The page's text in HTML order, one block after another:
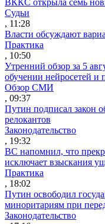
Судьи
, 11:28
Власти обсуждают
Практика
, 10:50
Утренний обзор за 5
обучении нейросетей
Обзор СМИ
, 09:37
Путин подписал закон
релокантов
Законодательство
, 19:32
ВС напомнил, что
исключает взыскания
Практика
, 18:02
Путин освободил
миноритариям при
Законодательство